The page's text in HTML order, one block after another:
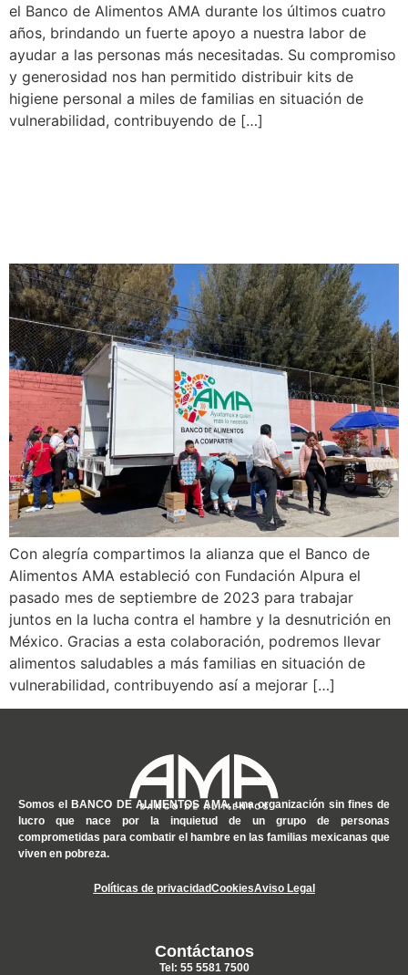
el Banco de Alimentos AMA durante los últimos cuatro
años, brindando un fuerte apoyo a nuestra labor de
ayudar a las personas más necesitadas. Su compromiso
y generosidad nos han permitido distribuir kits de
higiene personal a miles de familias en situación de
vulnerabilidad, contribuyendo de […]
Con alegría compartimos la alianza que el Banco de
Alimentos AMA estableció con Fundación Alpura el
pasado mes de septiembre de 2023 para trabajar
juntos en la lucha contra el hambre y la desnutrición en
México. Gracias a esta colaboración, podremos llevar
alimentos saludables a más familias en situación de
vulnerabilidad, contribuyendo así a mejorar […]
Somos el BANCO DE ALIMENTOS AMA, una organización sin fines de
lucro que nace por la inquietud de un grupo de personas
comprometidas para combatir el hambre en las familias mexicanas que
viven en pobreza.
Políticas de privacidadCookiesAviso Legal
Contáctanos
Tel: 55 5581 7500